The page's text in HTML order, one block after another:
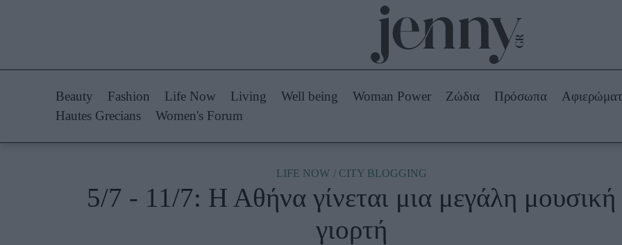
Styling Tips
Fashion News
Beauty -
Ομορφιά
Skincare
Μακιγιάζ
Woman Power Πρόσωπα Ζώδια
Beauty Fashion Life Now Living Well being Woman Power Ζώδια Πρόσωπα
Hautes Grecians
Women's Forum
LIFE NOW CITY BLOGGING
5/7 - 11/7: Η Αθήνα γίνεται μια μεγάλη μουσική
γιορτή